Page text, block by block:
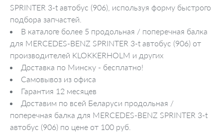
SPRINTER 3-t автобус (906), используя форму быстрого
подбора запчастей.
В каталоге более 5 продольная / поперечная балка
для MERCEDES-BENZ SPRINTER 3-t автобус (906) от
производителей KLOKKERHOLM и других
Доставка по Минску - бесплатно!
Самовывоз из офиса
Гарантия 12 месяцев
Доставим по всей Беларуси продольная /
поперечная балка для MERCEDES-BENZ SPRINTER 3-t
автобус (906) по цене от 100 руб.